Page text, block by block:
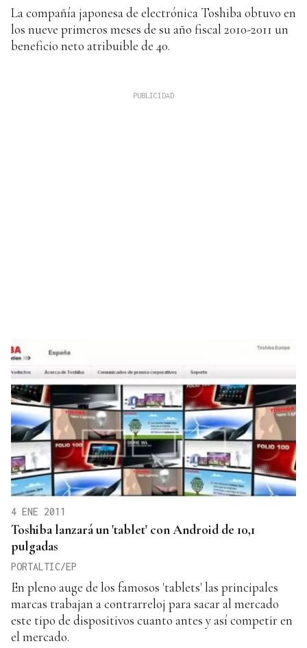
La compañía japonesa de electrónica Toshiba obtuvo en
los nueve primeros meses de su año fiscal 2010-2011 un
beneficio neto atribuible de 40.
4 ENE 2011
Toshiba lanzará un 'tablet' con Android de 10,1
pulgadas
PORTALTIC/EP
En pleno auge de los famosos 'tablets' las principales
marcas trabajan a contrarreloj para sacar al mercado
este tipo de dispositivos cuanto antes y así competir en
el mercado.